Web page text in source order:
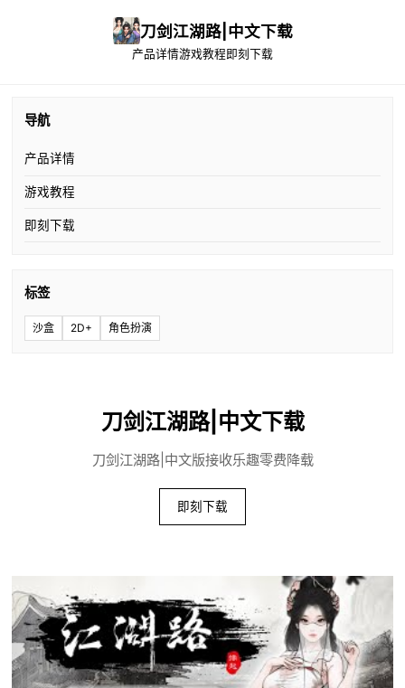
刀剑江湖路|中文下载
产品详情游戏教程 即刻下载
导航
产品详情
游戏教程
即刻下载
标签
沙盒 2D+ 角色扮演
刀剑江湖路|中文下载
刀剑江湖路|中文版接收乐趣零费降载
即刻下载